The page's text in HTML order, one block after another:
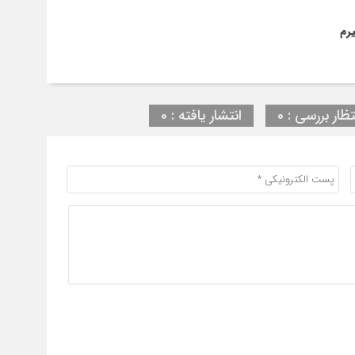
بررسی : 0 انتشار یافته : 0